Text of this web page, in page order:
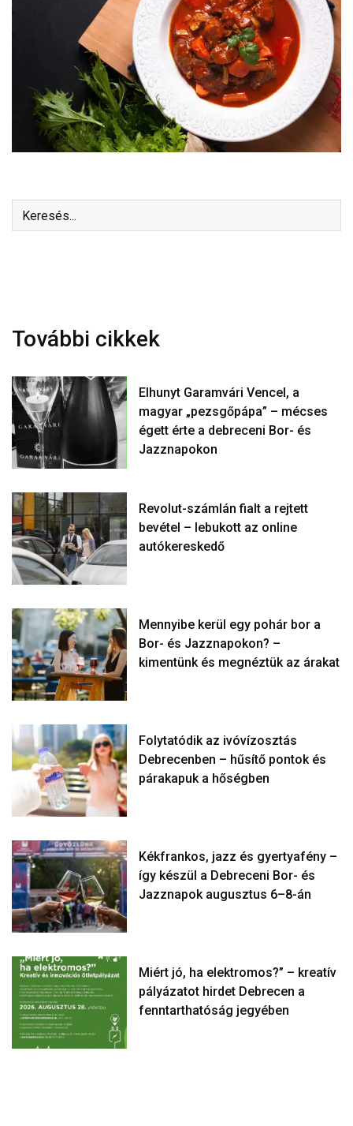
További cikkek
Elhunyt Garamvári Vencel, a
magyar „pezsgőpápa” – mécses
égett érte a debreceni Bor- és
Jazznapokon
Revolut-számlán fialt a rejtett
bevétel – lebukott az online
autókereskedő
Mennyibe kerül egy pohár bor a
Bor- és Jazznapokon? –
kimentünk és megnéztük az árakat
Folytatódik az ivóvízosztás
Debrecenben – hűsítő pontok és
párakapuk a hőségben
Kékfrankos, jazz és gyertyafény –
így készül a Debreceni Bor- és
Jazznapok augusztus 6–8-án
Miért jó, ha elektromos?” – kreatív
pályázatot hirdet Debrecen a
fenntarthatóság jegyében